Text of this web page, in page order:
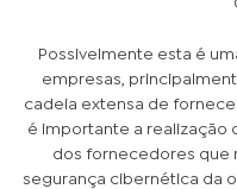
Possivelmente esta é
empresas,
cadeia extensa de
é importante a realização
dos fornecedores que
segurança cibernética da